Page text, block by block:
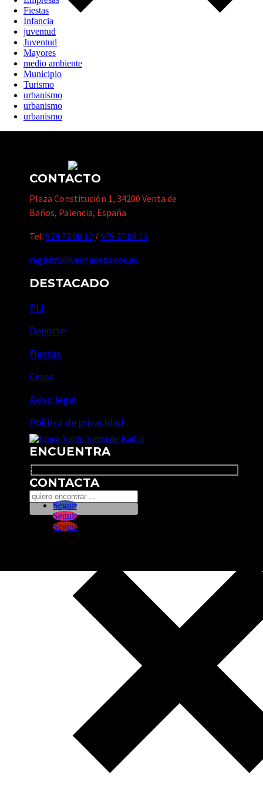
Fiestas
Infancia
juventud
Juventud
Mayores
medio ambiente
Municipio
Turismo
urbanismo
urbanismo
urbanismo
CONTACTO
Plaza Constitución 1, 34200 Venta de
Baños, Palencia, España
Tel: 979 77 08 12 /979 77 08 13
registro@ventadebanos.es
DESTACADO
PIJ
Deporte
Fiestas
Cross
Aviso legal
Política de privacidad
ENCUENTRA
Search
CONTACTA
Seguir
Seguir
Seguir